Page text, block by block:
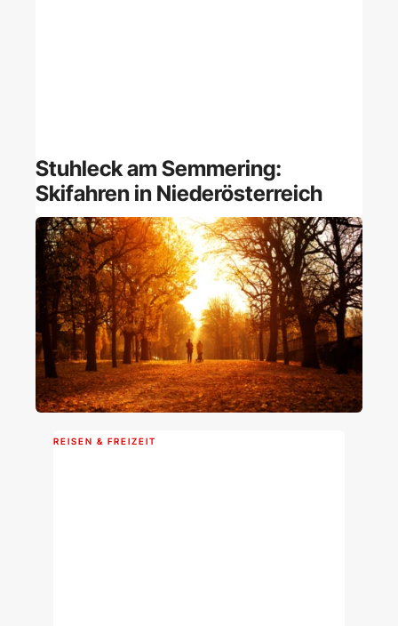
Stuhleck am Semmering:
Skifahren in Niederösterreich
REISEN & FREIZEIT